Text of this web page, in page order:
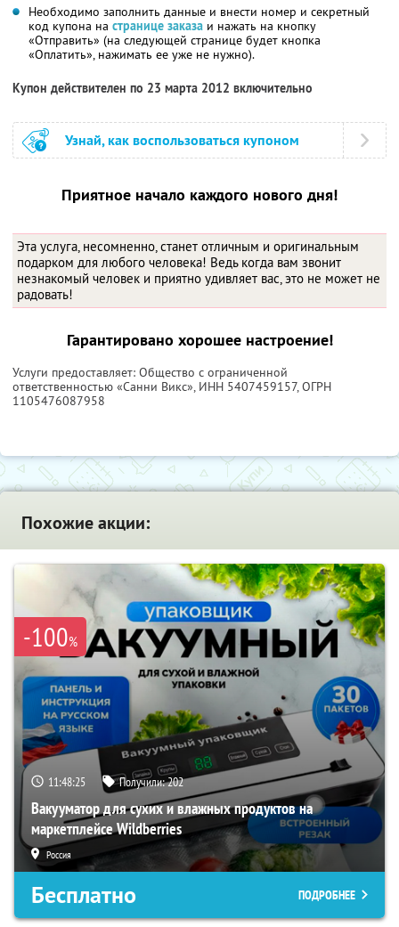
Необходимо заполнить данные и внести номер и секретный
код купона на странице заказа и нажать на кнопку
«Отправить» (на следующей странице будет кнопка
«Оплатить», нажимать ее уже не нужно).
Купон действителен по 23 марта 2012 включительно
Узнай, как воспользоваться купоном
Приятное начало каждого нового дня!
Эта услуга, несомненно, станет отличным и оригинальным
подарком для любого человека! Ведь когда вам звонит
незнакомый человек и приятно удивляет вас, это не может не
радовать!
Гарантировано хорошее настроение!
Услуги предоставляет: Общество с ограниченной
ответственностью «Санни Викс», ИНН 5407459157, ОГРН
1105476087958
Похожие акции:
-100%
11:48:24 Получили:202
Вакууматор для сухих и влажных продуктов на
маркетплейсе Wildberries
Россия
Бесплатно ПОДРОБНЕЕ